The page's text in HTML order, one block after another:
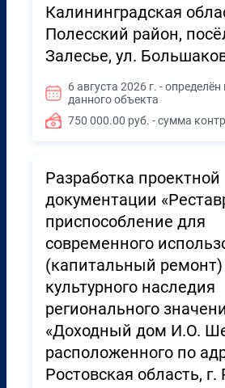
Калининградская
Полесский район,
Залесье, ул.
6 августа 2026 г. -
данного объекта
750 000.00 руб. - сумма
Разработка проектной
документации
приспособление для
современного
(капитальный ремонт)
культурного наследия
регионального
«Доходный дом И.О.
расположенного по
Ростовская область, г.